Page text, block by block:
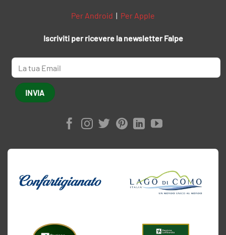
Per Android | Per Apple
Iscriviti per ricevere la newsletter Falpe